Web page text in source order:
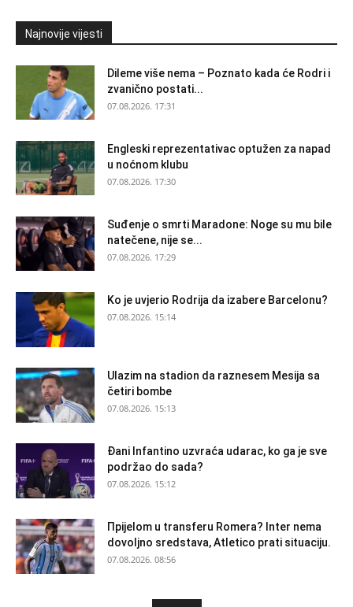
Najnovije vijesti
Dileme više nema – Poznato kada će Rodri i
zvanično postati...
07.08.2026. 17:31
Engleski reprezentativac optužen za napad
u noćnom klubu
07.08.2026. 17:30
Suđenje o smrti Maradone: Noge su mu bile
natečene, nije se...
07.08.2026. 17:29
Ko je uvjerio Rodrija da izabere Barcelonu?
07.08.2026. 15:14
Ulazim na stadion da raznesem Mesija sa
četiri bombe
07.08.2026. 15:13
Đani Infantino uzvraća udarac, ko ga je sve
podržao do sada?
07.08.2026. 15:12
Прijelom u transferu Romera? Inter nema
dovoljno sredstava, Atletico prati situaciju.
07.08.2026. 08:56